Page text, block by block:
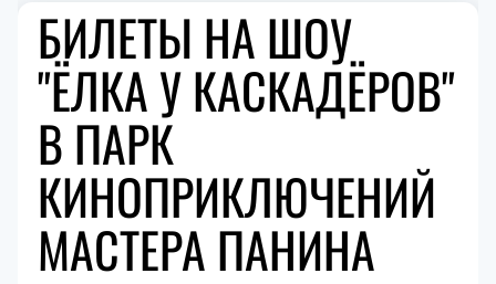
БИЛЕТЫ НА ШОУ
"ËЛКА У КАСКАДЁРОВ"
В ПАРК
КИНОПРИКЛЮЧЕНИЙ
МАСТЕРА ПАНИНА